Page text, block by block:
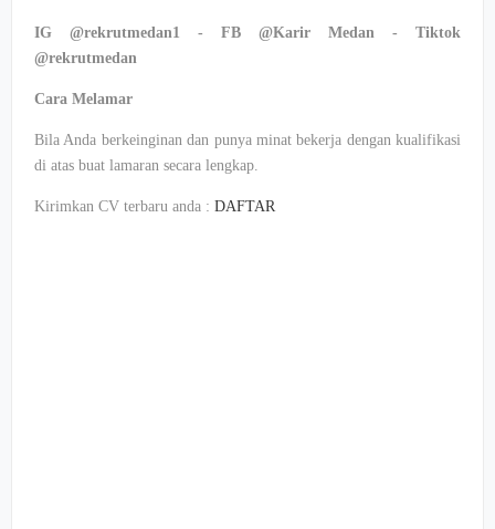
IG @rekrutmedan1 - FB @Karir Medan - Tiktok
@rekrutmedan
Cara Melamar
Bila Anda berkeinginandan punya minat bekerja dengan kualifikasi
di atas buat lamaran secara lengkap.
Kirimkan CV terbaru anda : DAFTAR